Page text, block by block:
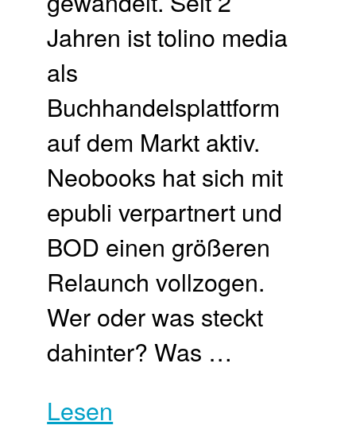
Jahren ist tolino media
als
Buchhandelsplattform
auf dem Markt aktiv.
Neobooks hat sich mit
epubli verpartnert und
BOD einen größeren
Relaunch vollzogen.
Wer oder was steckt
dahinter? Was …
Lesen